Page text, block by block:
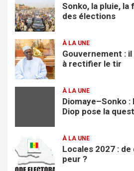
Sonko, la pluie,
des élections
À LA UNE
Gouvernement : il
à rectifier le tir
À LA UNE
Diomaye–Sonko
Diop pose la
À LA UNE
Locales 2027 : de
peur ?